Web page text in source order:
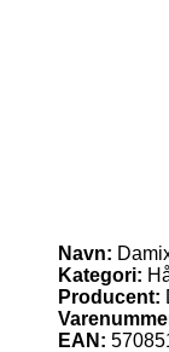
Navn:
Kategori:
Producent:
EAN: